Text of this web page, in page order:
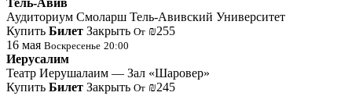
Аудиториум Смоларш Тель-Авивский Университет
Купить Билет Закрыть От ₪255
16 мая Воскресенье 20:00
Иерусалим
Театр Иерушалаим — Зал «Шаровер»
Купить Билет Закрыть От ₪245